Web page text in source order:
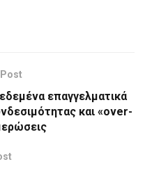
επαγγελματικά
και «over-